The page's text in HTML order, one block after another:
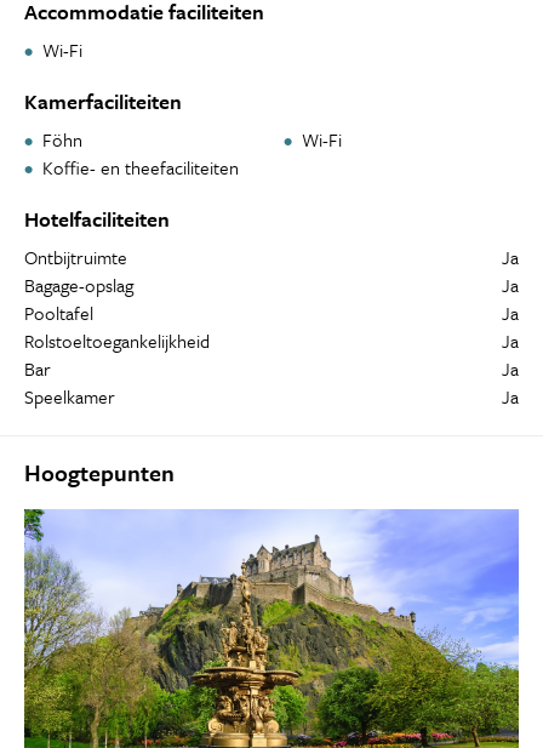
Accommodatie faciliteiten
Wi-Fi
Kamerfaciliteiten
Föhn
Wi-Fi
Koffie- en theefaciliteiten
Hotelfaciliteiten
Ontbijtruimte
Ja
Bagage-opslag
Ja
Pooltafel
Ja
Rolstoeltoegankelijkheid
Ja
Bar
Ja
Speelkamer
Ja
Hoogtepunten